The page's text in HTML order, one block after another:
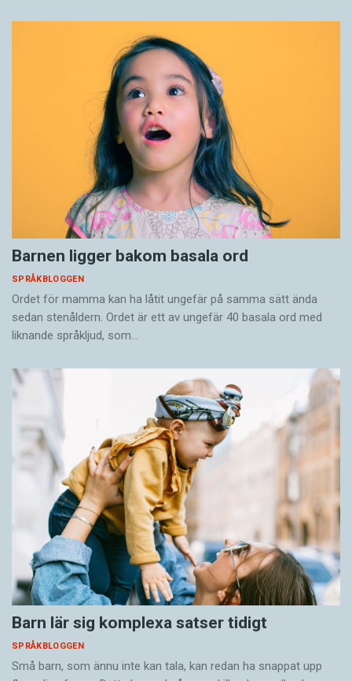
Barnen ligger bakom basala ord
SPRÅKBLOGGEN
Ordet för mamma kan ha låtit ungefär på samma sätt ända
sedan stenåldern. Ordet är ett av ungefär 40 basala ord med
liknande språkljud, som…
Barn lär sig komplexa satser tidigt
SPRÅKBLOGGEN
Små barn, som ännu inte kan tala, kan redan ha snappat upp